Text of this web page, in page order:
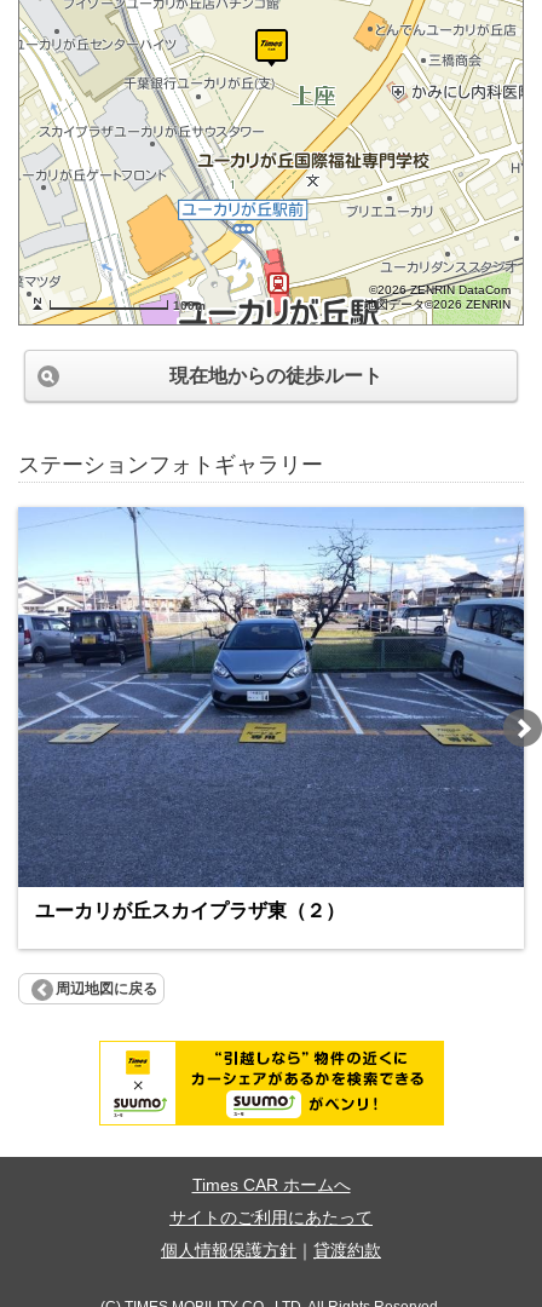
100m
©2026 ZENRIN DataCom
地図データ©2026 ZENRIN
現在地からの徒歩ルート
ステーションフォトギャラリー
ユーカリが丘スカイプラザ東（２）
周辺地図に戻る
Times CAR ホームへ
サイトのご利用にあたって
個人情報保護方針
貸渡約款